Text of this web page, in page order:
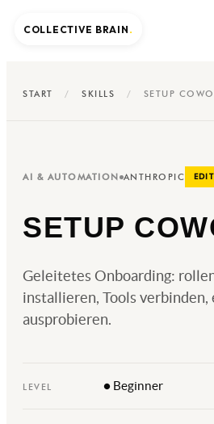
START / SKILLS / SETUP
AI & AUTOMATION ANTHROPIC
SETUP
Geleitetes Onboarding:
installieren, Tools verbinden,
ausprobieren.
LEVEL ● Beginner
COLLECTIVE BRAIN .